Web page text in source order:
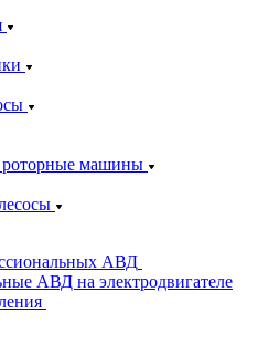
машины
АВД
АВД на электродвигателе